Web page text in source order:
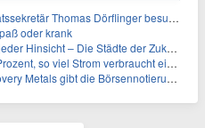
Dörflinger besucht Handwerksbetrieb im Kammerbezirk Freiburg
oder krank
– Die Städte der Zukunft sind grün-blau
so viel Strom verbraucht ein Aufzug im Gebäude
die Börsennotierung an der Frankfurter Wertpapierbörse bekannt